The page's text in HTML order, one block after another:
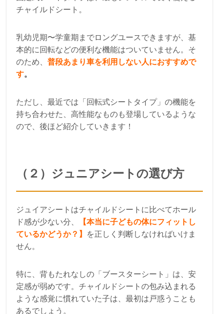
チャイルドシート。
乳幼児期〜学童期までロングユースできますが、基
本的に回転などの便利な機能はついていません。そ
のため、 普段あまり車を利用しない人におすすめで
す。
ただし、最近では「回転式シートタイプ」の機能を
持ち合わせた、高性能なものも登場しているような
ので、後ほど紹介していきます！
（２）ジュニアシートの選び方
ジュイアシートはチャイルドシートに比べてホール
ド感が少ない分、
【本当に子どもの体にフィットし
ているかどうか？】
を正しく判断しなければいけま
せん。
特に、背もたれなしの「ブースターシート」は、安
定感が弱めです。チャイルドシートの包み込まれる
ような感覚に慣れていた子は、最初は戸惑うことも
あるでしょう。